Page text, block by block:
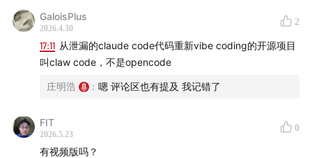
产业-资本的叙事方式来展开。
技术：Agent、Harness、Infra、世界模型、开源
争、应用趋势、行业渗透
资本：软件/saas股暴跌、MAG7、二级市场、算力/数
据中心、一级市场
GaloisPlus
2026.4.30
2
17:11 从泄漏的claude code代码重新vibe coding的开源项目
叫claw code，不是opencode
庄明浩 : 嗯 评论区也有提及 我记错了
FIT
2026.5.23
0
有视频版吗？